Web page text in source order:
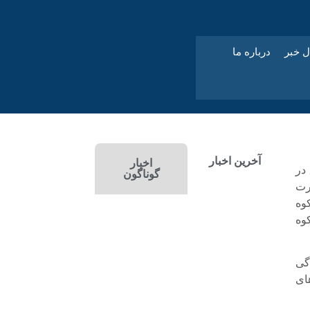
خبر درباره ما
آخرین اخبار
اخبار
گوناگون